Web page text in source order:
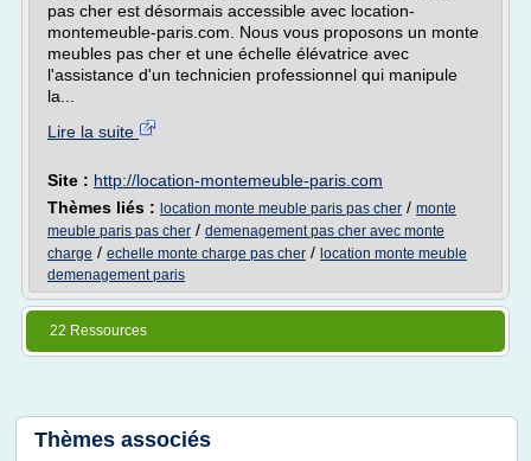
pas cher est désormais accessible avec location-
montemeuble-paris.com. Nous vous proposons un monte
meubles pas cher et une échelle élévatrice avec
l'assistance d'un technicien professionnel qui manipule
la...
Lire la suite
Site : http://location-montemeuble-paris.com
Thèmes liés : location monte meuble paris pas cher / monte
meuble paris pas cher / demenagement pas cher avec monte
charge / echelle monte charge pas cher / location monte meuble
demenagement paris
22 Ressources
Thèmes associés